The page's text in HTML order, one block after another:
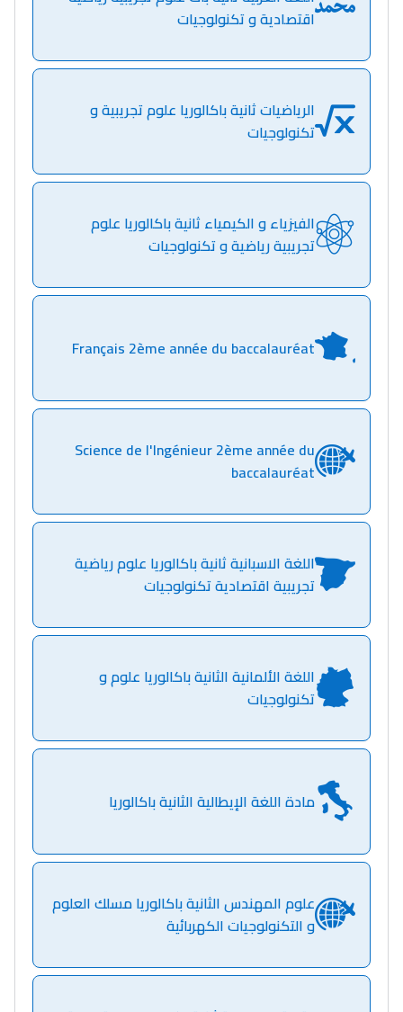
اقتصادية و تكنولوجيات
الرياضيات ثانية باكالوريا علوم تجريبية و
تكنولوجيات
الفيزياء و الكيمياء ثانية باكالوريا علوم
تجريبية رياضية و تكنولوجيات
Français 2ème année du baccalauréat
Science de l'Ingénieur 2ème année du
baccalauréat
اللغة الاسبانية ثانية باكالوريا علوم رياضية
تجريبية اقتصادية تكنولوجيات
اللغة الألمانية الثانية باكالوريا علوم و
تكنولوجيات
مادة اللغة الإيطالية الثانية باكالوريا
علوم المهندس الثانية باكالوريا مسلك العلوم
و التكنولوجيات الكهربائية